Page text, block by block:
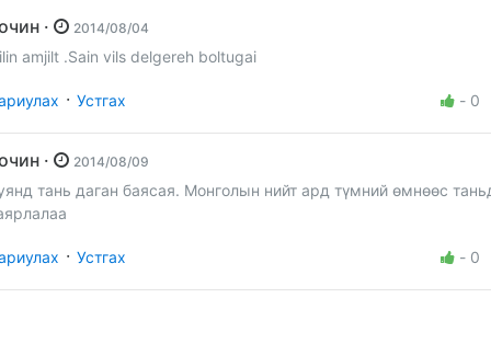
Зочин · 2014/08/04
amjilt .Sain vils delgereh boltugai
· Устгах - 0
Зочин · 2014/08/09
тань даган баясая. Монголын нийт ард түмний өмнөөс
· Устгах - 0